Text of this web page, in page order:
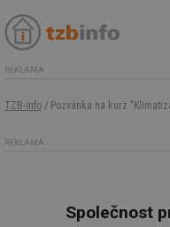
REKLAMA
TZB-info / Pozvánka na kurz
REKLAMA
Společnost